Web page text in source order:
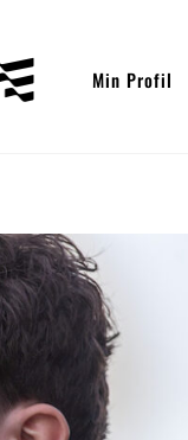
Min Profil